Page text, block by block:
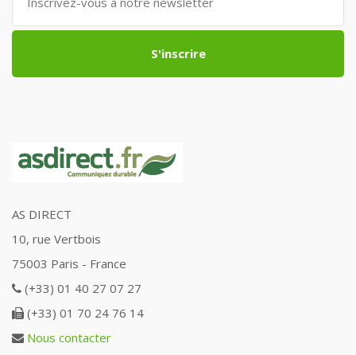
S'inscrire
AS DIRECT
10, rue Vertbois
75003 Paris - France
(+33) 01 40 27 07 27
(+33) 01 70 24 76 14
Nous contacter